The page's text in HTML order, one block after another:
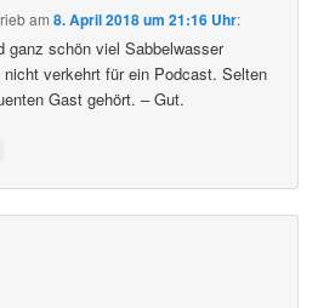
am8. April 2018 um 21:16 Uhr:
ganz schön viel Sabbelwasser
verkehrt für ein Podcast. Selten
Gast gehört. – Gut.